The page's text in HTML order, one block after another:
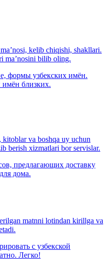
kelib chiqishi, shakllari.
ma’nosini bilib oling.
формы узбекских имён.
имён близких.
va boshqa uy uchun
berish xizmatlari bor servislar.
предлагающих доставку
дома.
matnni lotindan kirillga va
с узбекской
Легко!